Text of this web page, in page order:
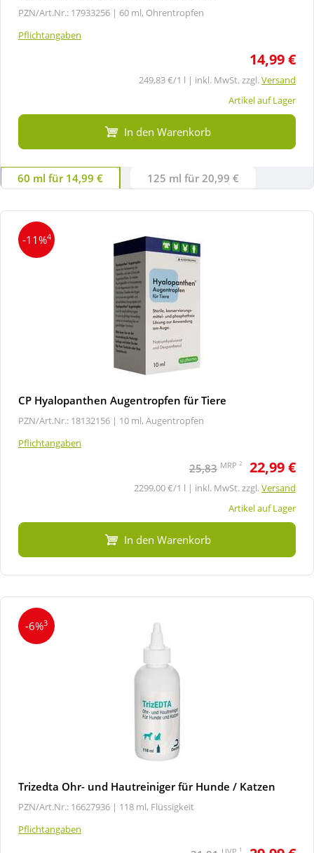
PZN/Art.Nr.: 17933256 | 60 ml, Ohrentropfen
Pflichtangaben
14,99 €
249,83 €/1 l | inkl. MwSt. zzgl.Versand
Artikel auf Lager
In den Warenkorb
60 ml für 14,99 € 125 ml für 20,99 €
-11%4
CP Hyalopanthen Augentropfen für Tiere
PZN/Art.Nr.: 18132156 | 10 ml, Augentropfen
Pflichtangaben
25,83 MRP 2 22,99 €
2299,00 €/1 l | inkl. MwSt. zzgl.Versand
Artikel auf Lager
In den Warenkorb
-6%3
Trizedta Ohr- und Hautreiniger für Hunde / Katzen
PZN/Art.Nr.: 16627936 | 118 ml, Flüssigkeit
Pflichtangaben
1